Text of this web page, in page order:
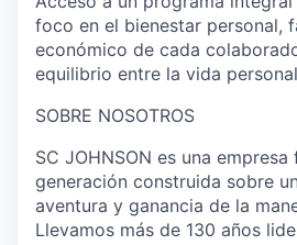
foco en el bienestar personal,
económico de cada
equilibrio entre la vida
SOBRE NOSOTROS
SC JOHNSON es una
generación construida sobre
aventura y ganancia de la
Llevamos más de 130 años